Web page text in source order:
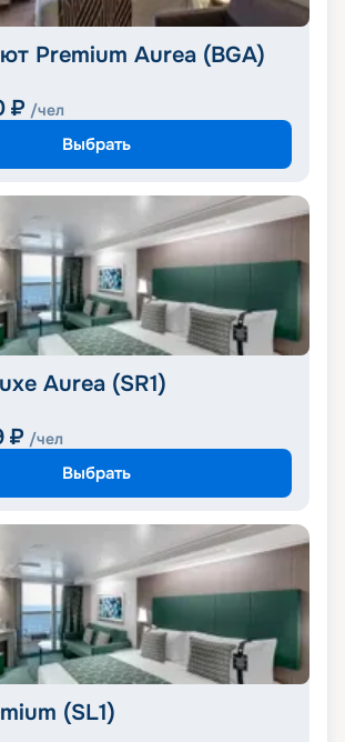
Premium Aurea (BGA)
₽ /чел
Выбрать
Aurea (SR1)
₽ /чел
Выбрать
(SL1)